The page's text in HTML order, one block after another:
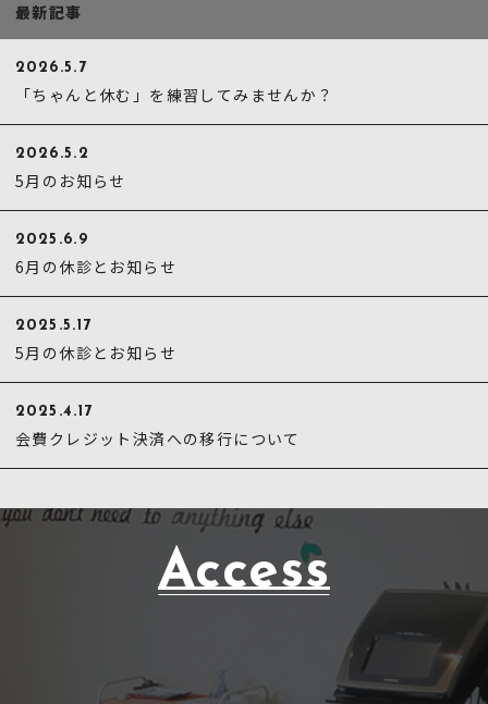
最新記事
2026.5.7
「ちゃんと休む」を練習してみませんか？
2026.5.2
5月のお知らせ
2025.6.9
6月の休診とお知らせ
2025.5.17
5月の休診とお知らせ
2025.4.17
会費クレジット決済への移行について
Access